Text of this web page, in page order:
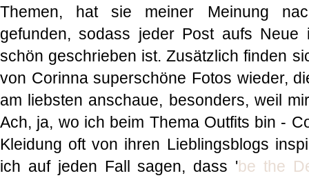
Themen, hat sie meiner Meinung
gefunden, sodass jeder Post aufs Neue
schön geschrieben ist. Zusätzlich finden
von Corinna superschöne Fotos wieder,
am liebsten anschaue, besonders, weil
Ach, ja, wo ich beim Thema Outfits bin -
Kleidung oft von ihren Lieblingsblogs
ich auf jeden Fall sagen, dass 'be the